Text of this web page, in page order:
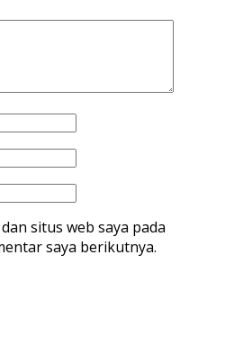
situs web saya pada
saya berikutnya.